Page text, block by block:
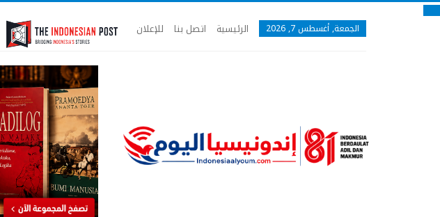
الجمعة, أغسطس 7, 2026 الرئيسية اتصل بنا للإعلان